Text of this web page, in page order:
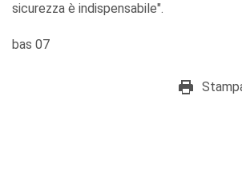
sicurezza è indispensabile".
bas 07